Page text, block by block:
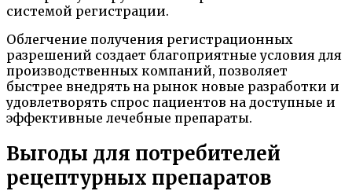
системой регистрации.
Облегчение получения регистрационных
разрешений создает благоприятные условия для
производственных компаний, позволяет
быстрее внедрять на рынок новые разработки и
удовлетворять спрос пациентов на доступные и
эффективные лечебные препараты.
Выгоды для потребителей
рецептурных препаратов